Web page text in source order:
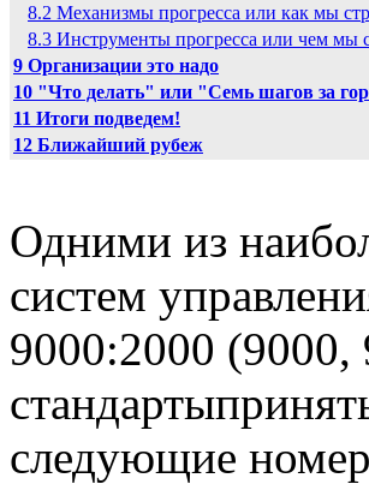
8.2 Механизмы прогресса или как мы
8.3 Инструменты прогресса или чем мы
9 Организации это надо
10 "Что делать" или "Семь шагов за
11 Итоги подведем!
12 Ближайший рубеж
Одними из
систем
9000:2000
следующие